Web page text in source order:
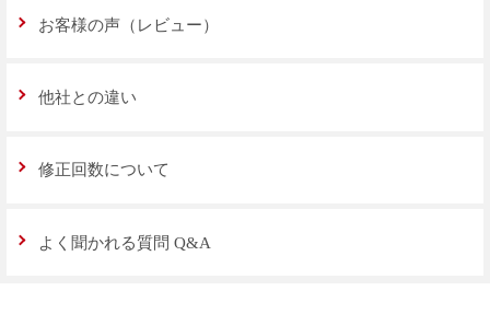
お客様の声（レビュー）
他社との違い
修正回数について
よく聞かれる質問 Q&A